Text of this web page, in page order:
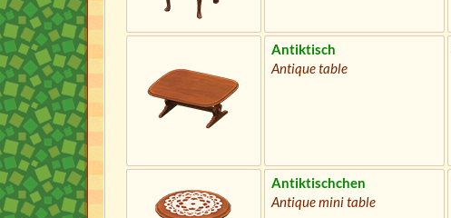
Antiktisch
Antique table
Antiktischchen
Antique mini table